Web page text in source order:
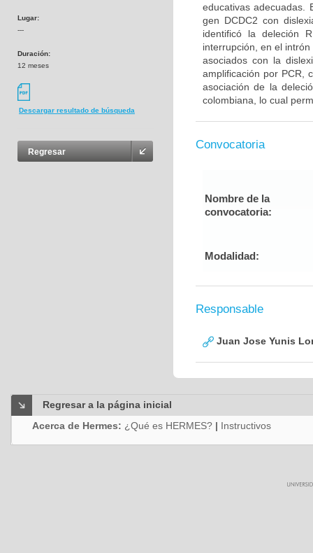
Lugar:
---
Duración:
12 meses
Descargar resultado de búsqueda
Regresar
educativas adecuadas.
gen DCDC2 con
identificó la deleción
interrupción, en el
asociados con la
amplificación por PCR,
asociación de la
colombiana, lo cual
Convocatoria
Nombre de la
convocatoria:
Modalidad:
Responsable
Juan Jose Yunis
Regresar a la página inicial
Acerca de Hermes: ¿Qué es HERMES? | Instructivos